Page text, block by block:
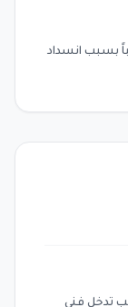
بسبب انسداد
تدخل فني